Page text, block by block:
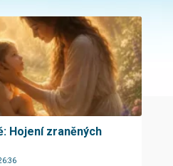
Hojení zraněných